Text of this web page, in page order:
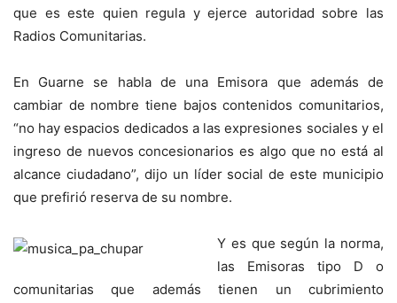
que es este quien regula y ejerce autoridad sobre las
Radios Comunitarias.
En Guarne se habla de una Emisora que además de
cambiar de nombre tiene bajos contenidos comunitarios,
“no hay espacios dedicados a las expresiones sociales y el
ingreso de nuevos concesionarios es algo que no está al
alcance ciudadano”, dijo un líder social de este municipio
que prefirió reserva de su nombre.
Y es que según la norma,
las Emisoras tipo D o
comunitarias que además tienen un cubrimiento